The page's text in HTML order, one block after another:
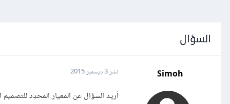
السؤال
Simoh نشر3 ديسمبر 2015
أريد السؤال عن المعيار المحدِد